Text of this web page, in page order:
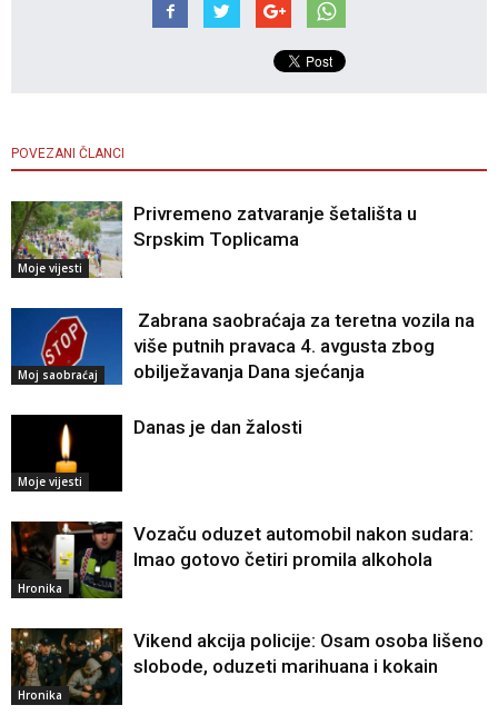
POVEZANI ČLANCI
Moje vijesti
Privremeno zatvaranje šetališta u
Srpskim Toplicama
Moj saobraćaj
Zabrana saobraćaja za teretna vozila na
više putnih pravaca 4. avgusta zbog
obilježavanja Dana sjećanja
Moje vijesti
Danas je dan žalosti
Hronika
Vozaču oduzet automobil nakon sudara:
Imao gotovo četiri promila alkohola
Hronika
Vikend akcija policije: Osam osoba lišeno
slobode, oduzeti marihuana i kokain